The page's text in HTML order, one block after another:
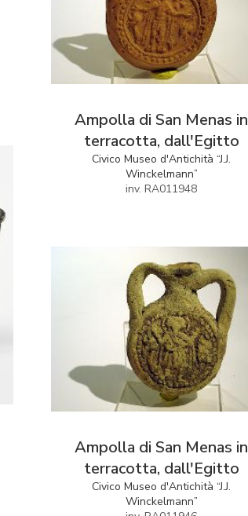
Ampolla di San Menas in
terracotta, dall'Egitto
Civico Museo d'Antichità “J.J.
Winckelmann”
inv. RA011948
Ampolla di San Menas in
terracotta, dall'Egitto
Civico Museo d'Antichità “J.J.
Winckelmann”